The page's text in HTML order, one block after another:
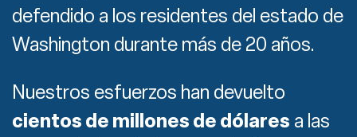
defendido a los residentes del estado de
Washington durante más de 20 años.
Nuestros esfuerzos han devuelto
cientos de millones de dólares a las